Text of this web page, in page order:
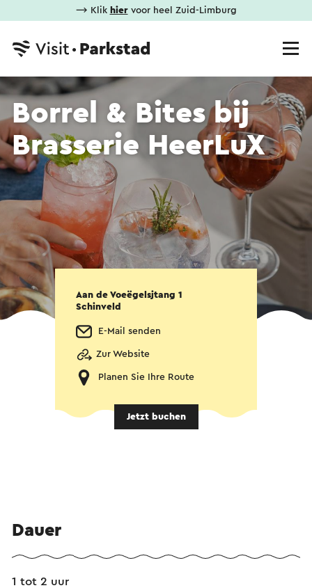
⟶ Klik hiervoor heel Zuid-Limburg
Borrel & Bites bij
Brasserie HeerLuX
Aan de Voeëgelsjtang 1
Schinveld
E-Mail senden
Zur Website
Planen Sie Ihre Route
Jetzt buchen
Dauer
1 tot 2 uur